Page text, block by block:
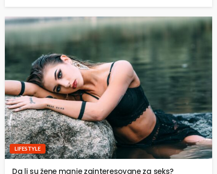
LIFESTYLE
Da li su žene manje zainteresovane za seks?